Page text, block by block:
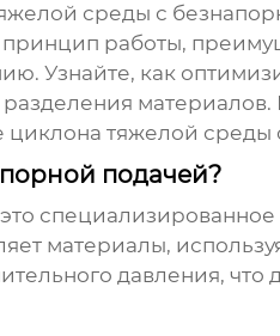
среды с
работы,
Узнайте, как
циклона тяжелой среды
подачей?
материалы,
давления,